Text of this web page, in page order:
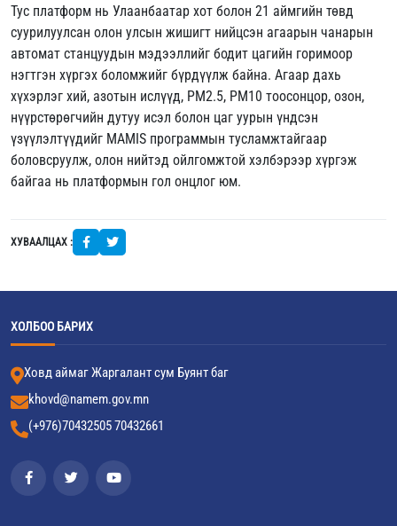
Тус платформ нь Улаанбаатар хот болон 21 аймгийн төвд
суурилуулсан олон улсын жишигт нийцсэн агаарын чанарын
автомат станцуудын мэдээллийг бодит цагийн горимоор
нэгтгэн хүргэх боломжийг бүрдүүлж байна. Агаар дахь
хүхэрлэг хий, азотын ислүүд, РМ2.5, РМ10 тоосонцор, озон,
нүүрстөрөгчийн дутуу исэл болон цаг уурын үндсэн
үзүүлэлтүүдийг MAMIS программын тусламжтайгаар
боловсруулж, олон нийтэд ойлгомжтой хэлбэрээр хүргэж
байгаа нь платформын гол онцлог юм.
ХУВААЛЦАХ :
ХОЛБОО БАРИХ
Ховд аймаг Жаргалант сум Буянт баг
khovd@namem.gov.mn
(+976)70432505 70432661